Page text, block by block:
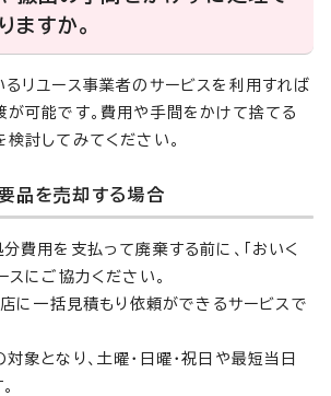
ますか。
リユース事業者のサービスを利用すれば
可能です。費用や手間をかけて捨てる
討してみてください。
要品を売却する場合
費用を支払って廃棄する前に、「おいく
スにご協力ください。
店に一括見積もり依頼ができるサービスで
象となり、土曜・日曜・祝日や最短当日